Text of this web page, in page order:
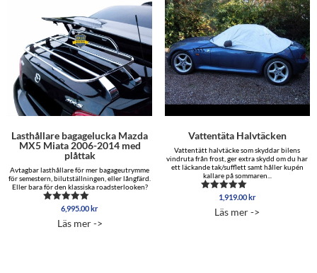
Lasthållare bagagelucka Mazda
MX5 Miata 2006-2014 med
plåttak
Avtagbar lasthållare för mer bagageutrymme
för semestern, bilutställningen, eller långfärd.
Eller bara för den klassiska roadsterlooken?
Betygsatt
av 5
6,995.00kr
Läs mer ->
Vattentäta Halvtäcken
Vattentätt halvtäcke som skyddar bilens
vindruta från frost, ger extra skydd om du har
ett läckande tak/sufflett samt håller kupén
kallare på sommaren...
Betygsatt
av 5
1,919.00kr
Läs mer ->